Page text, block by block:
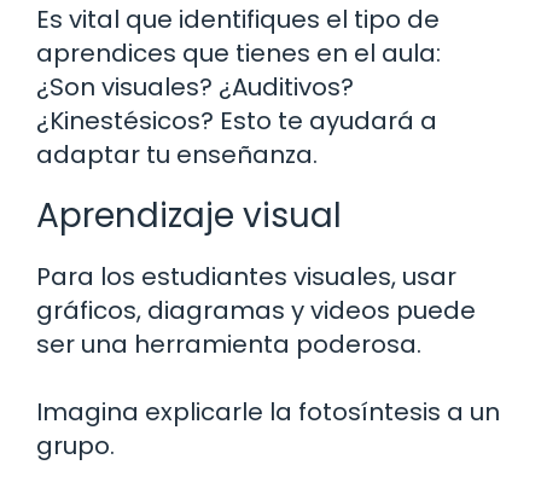
Es vital que identifiques el tipo de
aprendices que tienes en el aula:
¿Son visuales? ¿Auditivos?
¿Kinestésicos? Esto te ayudará a
adaptar tu enseñanza.
Aprendizaje visual
Para los estudiantes visuales, usar
gráficos, diagramas y videos puede
ser una herramienta poderosa.
Imagina explicarle la fotosíntesis a un
grupo.